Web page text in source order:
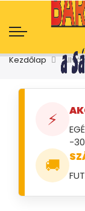
Kezdőlap
⚡
-
🚚